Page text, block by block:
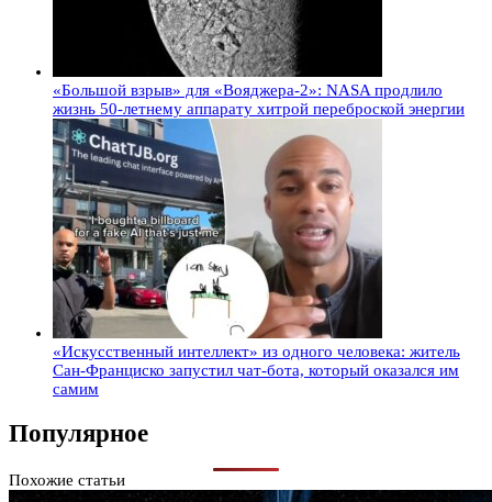
«Большой взрыв» для «Вояджера-2»: NASA продлило
жизнь 50-летнему аппарату хитрой переброской энергии
«Искусственный интеллект» из одного человека: житель
Сан-Франциско запустил чат-бота, который оказался им
самим
Популярное
Похожие статьи